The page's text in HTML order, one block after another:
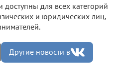
для всех категорий
и юридических лиц,
Другие новости в